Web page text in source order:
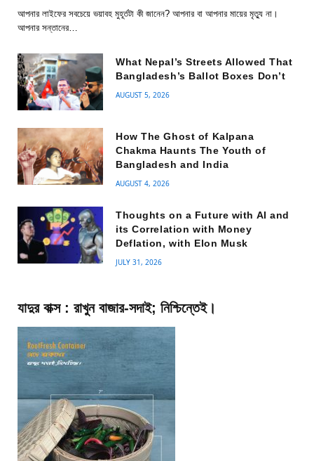
আপনার লাইফের সবচেয়ে ভয়াবহ মুহূর্তটা কী জানেন? আপনার বা আপনার মায়ের মৃত্যু না।
আপনার সন্তানের…
What Nepal’s Streets Allowed That
Bangladesh’s Ballot Boxes Don’t
AUGUST 5, 2026
How The Ghost of Kalpana
Chakma Haunts The Youth of
Bangladesh and India
AUGUST 4, 2026
Thoughts on a Future with AI and
its Correlation with Money
Deflation, with Elon Musk
JULY 31, 2026
যাদুর বাক্স : রাখুন বাজার-সদাই; নিশ্চিন্তেই।